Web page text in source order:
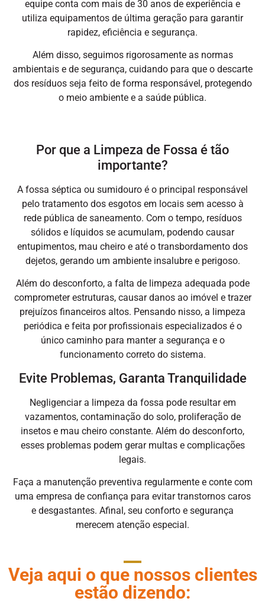
equipe conta com mais de 30 anos de experiência e
utiliza equipamentos de última geração para garantir
rapidez, eficiência e segurança.
Além disso, seguimos rigorosamente as normas
ambientais e de segurança, cuidando para que o descarte
dos resíduos seja feito de forma responsável, protegendo
o meio ambiente e a saúde pública.
Por que a Limpeza de Fossa é tão
importante?
A fossa séptica ou sumidouro é o principal responsável
pelo tratamento dos esgotos em locais sem acesso à
rede pública de saneamento. Com o tempo, resíduos
sólidos e líquidos se acumulam, podendo causar
entupimentos, mau cheiro e até o transbordamento dos
dejetos, gerando um ambiente insalubre e perigoso.
Além do desconforto, a falta de limpeza adequada pode
comprometer estruturas, causar danos ao imóvel e trazer
prejuízos financeiros altos. Pensando nisso, a limpeza
periódica e feita por profissionais especializados é o
único caminho para manter a segurança e o
funcionamento correto do sistema.
Evite Problemas, Garanta Tranquilidade
Negligenciar a limpeza da fossa pode resultar em
vazamentos, contaminação do solo, proliferação de
insetos e mau cheiro constante. Além do desconforto,
esses problemas podem gerar multas e complicações
legais.
Faça a manutenção preventiva regularmente e conte com
uma empresa de confiança para evitar transtornos caros
e desgastantes. Afinal, seu conforto e segurança
merecem atenção especial.
Veja aqui o que nossos clientes
estão dizendo: